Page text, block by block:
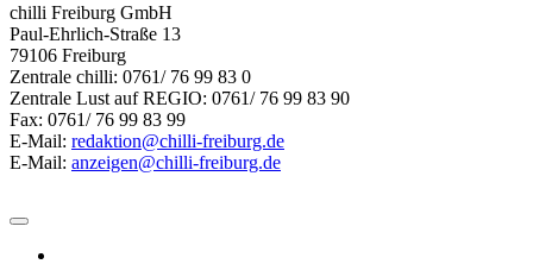
chilli Freiburg GmbH
Paul-Ehrlich-Straße 13
79106 Freiburg
Zentrale chilli: 0761/ 76 99 83 0
Zentrale Lust auf REGIO: 0761/ 76 99 83 90
Fax: 0761/ 76 99 83 99
E-Mail: redaktion@chilli-freiburg.de
E-Mail: anzeigen@chilli-freiburg.de